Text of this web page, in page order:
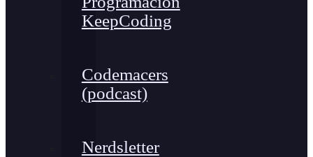
KeepCoding
Codemacers
(podcast)
Nerdsletter